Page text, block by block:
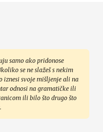
samo ako pridonose
se ne slažeš s nekim
iznesi svoje mišljenje ali na
odnosi na gramatičke ili
ili bilo što drugo što
.